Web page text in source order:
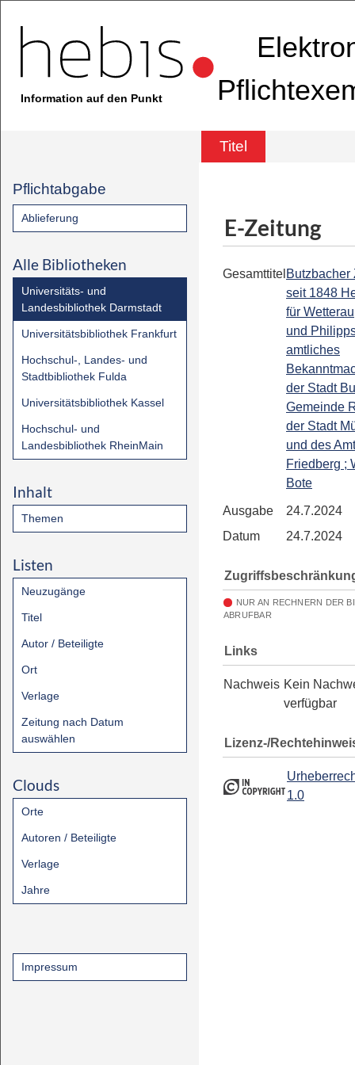
Information auf den Punkt
Titel
Pflichtabgabe
Ablieferung
Alle Bibliotheken
Universitäts- und
Landesbibliothek Darmstadt
Universitätsbibliothek Frankfurt
Hochschul-, Landes- und
Stadtbibliothek Fulda
Universitätsbibliothek Kassel
Hochschul- und
Landesbibliothek RheinMain
Inhalt
Themen
Listen
Neuzugänge
Titel
Autor / Beteiligte
Ort
Verlage
Zeitung nach Datum
auswählen
Clouds
Orte
Autoren / Beteiligte
Verlage
Jahre
Impressum
E-Zeitung
Gesamttitel Butzbacher
seit 1848
für
und
amtliches
der Stadt
Gemeinde
der Stadt
und des
Friedberg ;
Bote
Ausgabe
24.7.2024
Datum
24.7.2024
NUR AN RECHNERN DER
ABRUFBAR
Links
Nachweis Kein
verfügbar
Lizenz-/
1.0